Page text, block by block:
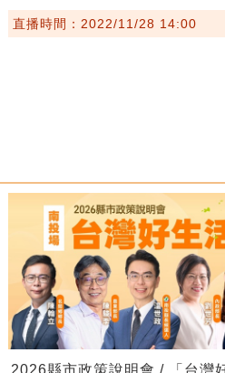
直播時間：2022/11/28 14:00
2026縣市政策說明會 / 「台灣